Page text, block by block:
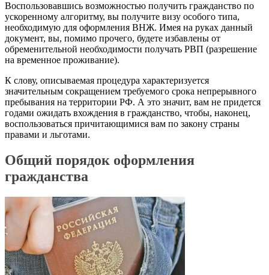
Воспользовавшись возможностью получить гражданство по
ускоренному алгоритму, вы получите визу особого типа,
необходимую для оформления ВНЖ. Имея на руках данный
документ, вы, помимо прочего, будете избавлены от
обременительной необходимости получать РВП (разрешение
на временное проживание).
К слову, описываемая процедура характеризуется
значительным сокращением требуемого срока непрерывного
пребывания на территории РФ. А это значит, вам не придется
годами ожидать вхождения в гражданство, чтобы, наконец,
воспользоваться причитающимися вам по закону страны
правами и льготами.
Общий порядок оформления
гражданства